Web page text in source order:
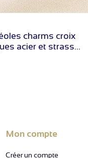
charms croix
acier et strass...
Mon compte
Créer un compte